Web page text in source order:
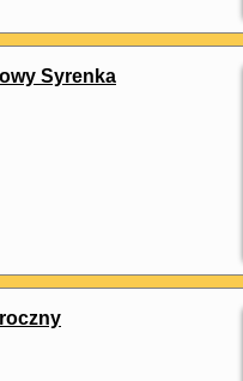
Syrenka